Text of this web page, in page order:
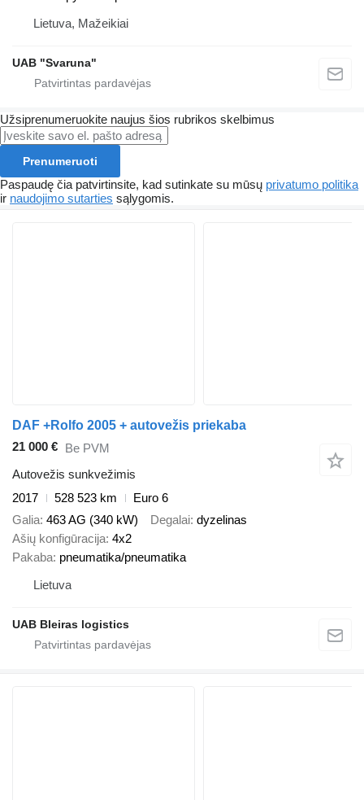
Lietuva, Mažeikiai
UAB "Svaruna"
Užsiprenumeruokite naujus šios rubrikos skelbimus
Prenumeruoti
Paspaudę čia patvirtinsite, kad sutinkate su mūsų privatumo politika
ir naudojimo sutarties sąlygomis.
DAF +Rolfo 2005 + autovežis priekaba
21 000 € Be PVM
Autovežis sunkvežimis
2017
528 523 km
Euro 6
Galia 463 AG (340 kW) Degalai dyzelinas
Ašių konfigūracija 4x2
Pakaba pneumatika/pneumatika
Lietuva
UAB Bleiras logistics